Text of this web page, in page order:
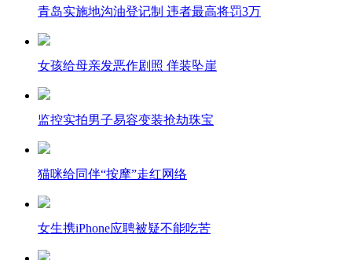
青岛实施地沟油登记制 违者最高将罚3万
女孩给母亲发恶作剧照 佯装坠崖
监控实拍男子易容变装抢劫珠宝
猫咪给同伴“按摩”走红网络
女生携iPhone应聘被疑不能吃苦